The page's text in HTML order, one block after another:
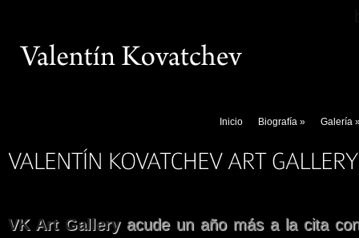
Inicio Biografía » Galería
VK Art Gallery acude un año más a la cita